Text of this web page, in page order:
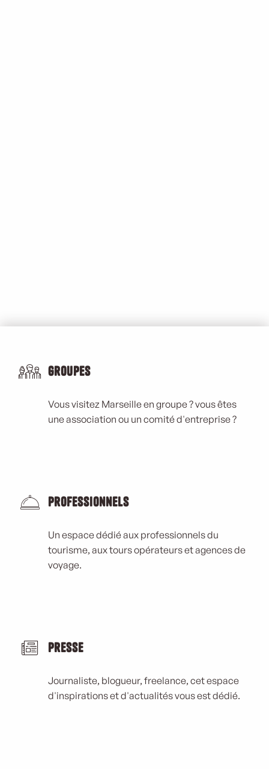
Groupes
Vous visitez Marseille en groupe ? vous êtes
une association ou un comité d'entreprise ?
Professionnels
Un espace dédié aux professionnels du
tourisme, aux tours opérateurs et agences de
voyage.
Presse
Journaliste, blogueur, freelance, cet espace
d'inspirations et d'actualités vous est dédié.